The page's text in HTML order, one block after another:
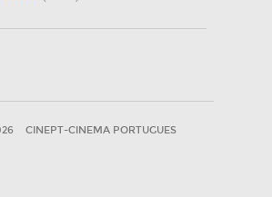
CINEPT-CINEMA PORTUGUES